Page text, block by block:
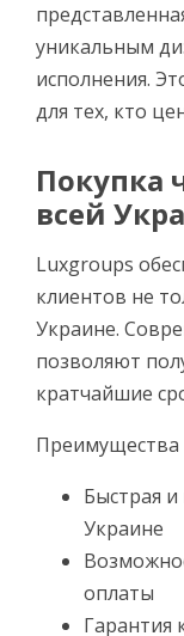
уникальным
исполнения.
для тех, кто
Покупка
всей
Luxgroups
клиентов не
Украине.
позволяют
кратчайшие
Преимущества
Быстрая
Украине
оплаты
Гарантия